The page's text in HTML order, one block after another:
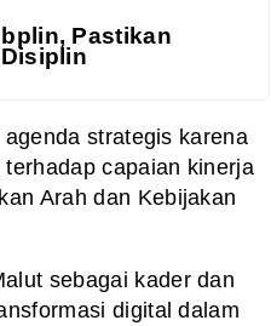
Pastikan
strategis karena
capaian kinerja
Arah dan Kebijakan
sebagai kader dan
digital dalam